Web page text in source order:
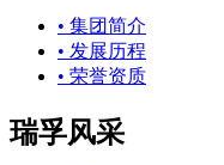
• 集团简介
• 发展历程
• 荣誉资质
瑞孚风采